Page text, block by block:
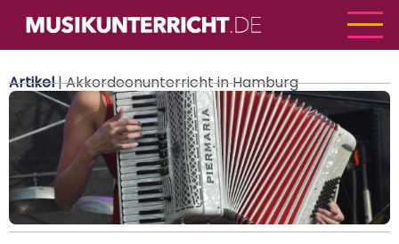
zum
Inhalt
Artikel| Akkordeonunterricht in Hamburg